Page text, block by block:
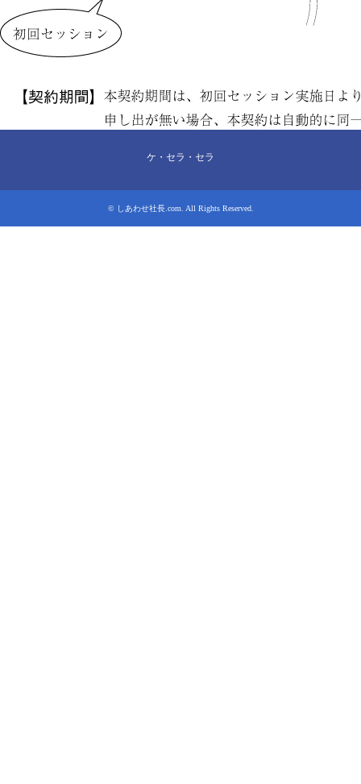
ケ・セラ・セラ
© しあわせ社長.com . All Rights Reserved.